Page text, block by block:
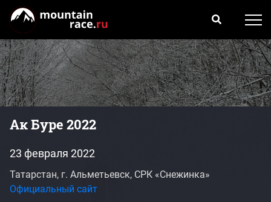
Ак Буре 2022
23 февраля 2022
Татарстан, г. Альметьевск, СРК «Снежинка»
Официальный сайт